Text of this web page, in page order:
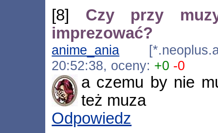
[8] Czy przy
imprezować?
anime_ania
20:52:38, oceny: +0 -0
a czemu by nie
też muza
Odpowiedz